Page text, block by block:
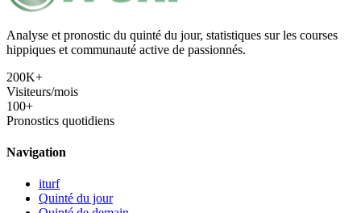
Analyse et pronostic du quinté du jour, statistiques sur les courses
hippiques et communauté active de passionnés.
200K+
Visiteurs/mois
100+
Pronostics quotidiens
Navigation
iturf
Quinté du jour